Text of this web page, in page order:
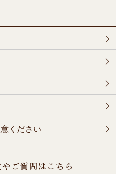
ください
ご質問はこちら